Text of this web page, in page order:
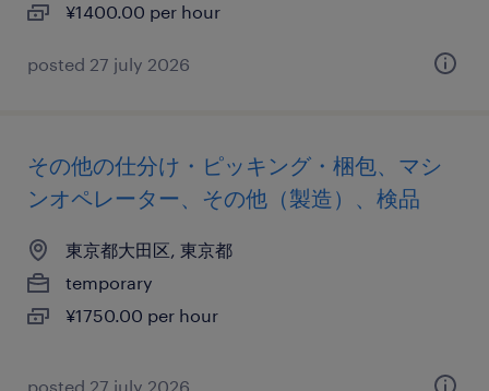
¥1400.00 per hour
posted 27 july 2026
その他の仕分け・ピッキング・梱包、マシ
ンオペレーター、その他（製造）、検品
東京都大田区, 東京都
temporary
¥1750.00 per hour
posted 27 july 2026